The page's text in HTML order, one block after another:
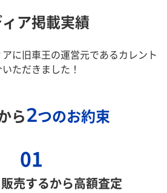
ア掲載実績
に旧車王の運営元であるカレント
ただきました！
ら2つのお約束
01
売するから高額査定